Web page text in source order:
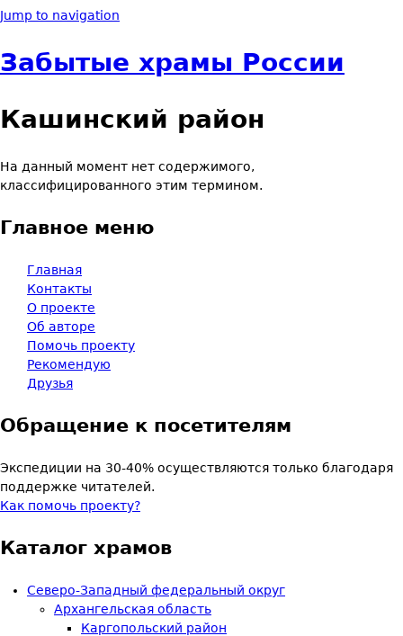
Jump to navigation
Забытые храмы России
Кашинский район
На данный момент нет содержимого,
классифицированного этим термином.
Главное меню
Главная
Контакты
О проекте
Об авторе
Помочь проекту
Рекомендую
Друзья
Обращение к посетителям
Экспедиции на 30-40% осуществляются только благодаря
поддержке читателей.
Как помочь проекту?
Каталог храмов
Северо-Западный федеральный округ
Архангельская область
Каргопольский район